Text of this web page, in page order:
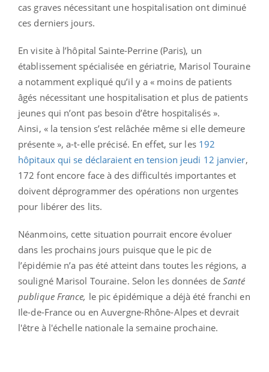
cas graves nécessitant une hospitalisation ont diminué
ces derniers jours.
En visite à l’hôpital Sainte-Perrine (Paris), un
établissement spécialisée en gériatrie, Marisol Touraine
a notamment expliqué qu’il y a « moins de patients
âgés nécessitant une hospitalisation et plus de patients
jeunes qui n’ont pas besoin d’être hospitalisés ».
Ainsi, « la tension s’est relâchée même si elle demeure
présente », a-t-elle précisé. En effet, sur les 192
hôpitaux qui se déclaraient en tension jeudi 12 janvier,
172 font encore face à des difficultés importantes et
doivent déprogrammer des opérations non urgentes
pour libérer des lits.
Néanmoins, cette situation pourrait encore évoluer
dans les prochains jours puisque que le pic de
l’épidémie n’a pas été atteint dans toutes les régions, a
souligné Marisol Touraine. Selon les données de Santé
publique France, le pic épidémique a déjà été franchi en
Ile-de-France ou en Auvergne-Rhône-Alpes et devrait
l'être à l'échelle nationale la semaine prochaine.